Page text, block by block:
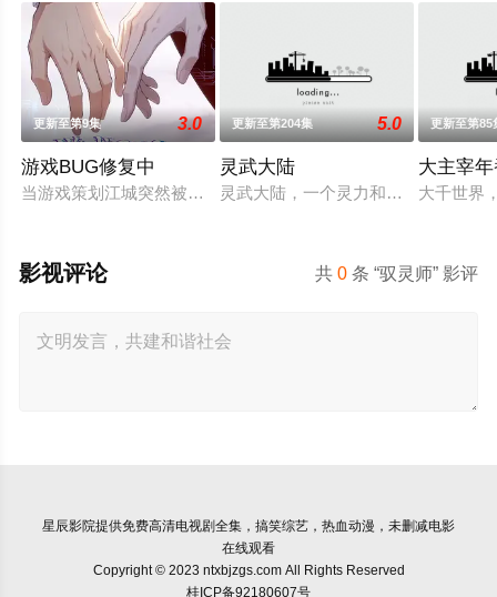
更新至第9集 3.0
游戏BUG修复中
当游戏策划江城突然被拉进自己精心打造的数字世界时，他原
更新至第204集 5.0
灵武大陆
灵武大陆，一个灵力和武魂并存的世
更新至第85
大主宰
大千世界
共0 条 “驭灵师” 影评
影视评论
星辰影院提供免费高清电视剧全集，搞笑综艺，热血动漫，未删减电影
在线观看
Copyright © 2023 ntxbjzgs.com All Rights Reserved
桂ICP备92180607号